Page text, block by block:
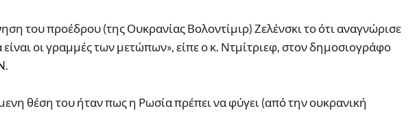
του προέδρου (της Ουκρανίας Βολοντίμιρ) Ζελένσκι το ότι αναγνώρισε
είναι οι γραμμές των μετώπων», είπε ο κ. Ντμίτριεφ, στον δημοσιογράφο
θέση του ήταν πως η Ρωσία πρέπει να φύγει (από την ουκρανική